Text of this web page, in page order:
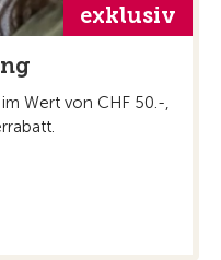
exklusiv
Wert von CHF 50.-,